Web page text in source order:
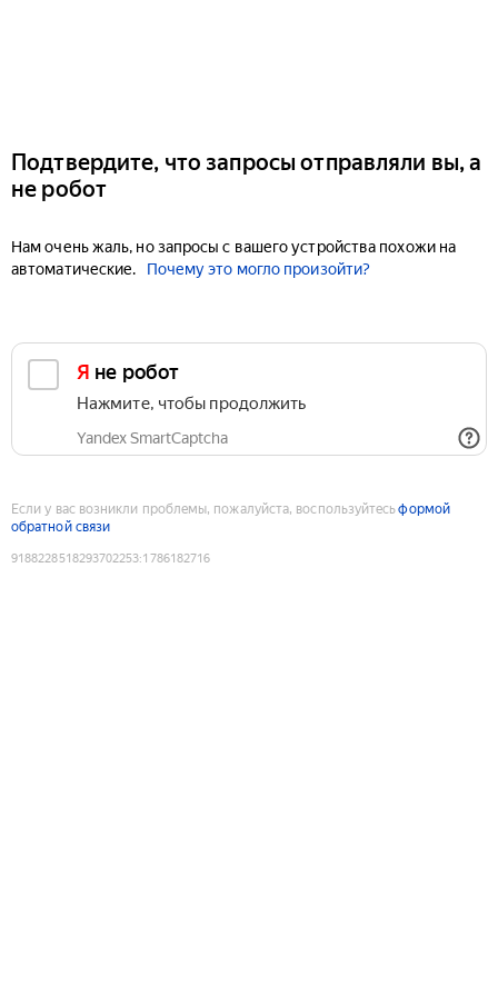
Подтвердите, что запросы отправляли вы, а
не робот
Нам очень жаль, но запросы с вашего устройства похожи на
автоматические.
Почему это могло произойти?
Я не робот
Нажмите, чтобы продолжить
Yandex SmartCaptcha
Если у вас возникли проблемы, пожалуйста, воспользуйтесьформой
обратной связи
9188228518293702253:1786182716